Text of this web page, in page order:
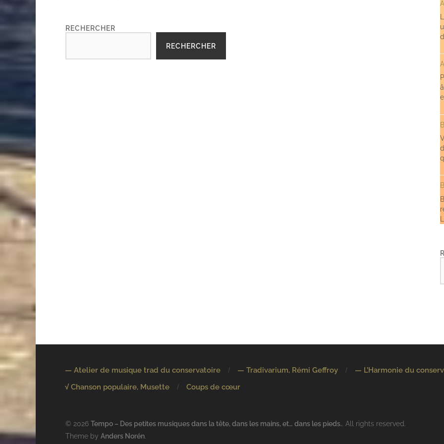
RECHERCHER
RECHERCHER
— Atelier de musique trad du conservatoire — Tradivarium, Rémi Geffroy
— L’Harmonie du
√ Chanson populaire, Musette
Coups de cœur
© 2026 Tempo – Des petites musiques dans la tête, dans les mains, et… dans les pieds. . All rights reserved.
Theme by Anders Norén